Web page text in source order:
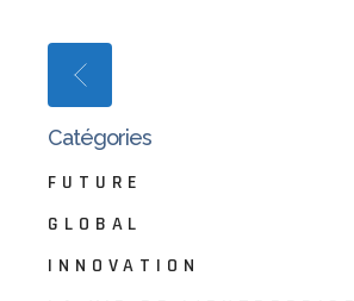
Catégories
FUTURE
GLOBAL
INNOVATION